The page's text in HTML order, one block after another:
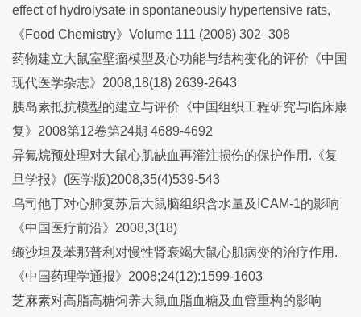
effect of hydrolysate in spontaneously hypertensive rats,
《Food Chemistry》Volume 111 (2008) 302–308
药物建立大鼠室壁瘤模型及心功能与结构变化的评价《中国
现代医学杂志》2008,18(18) 2639-2643
胰岛素抵抗模型的建立与评价《中国组织工程研究与临床康
复》2008第12卷第24期 4689-4692
异氟烷预处理对大鼠心肌缺血再灌注损伤的保护作用.《复
旦学报》(医学版)2008,35(4)539-543
乌司他丁对心肺复苏后大鼠脑组织含水量及ICAM-1的影响
《中国医疗前沿》2008,3(18)
缬沙坦及苯那普利对慢性肾衰竭大鼠心肌病变的治疗作用.
《中国药理学通报》2008;24(12):1599-1603
芝麻素对高脂高糖饲养大鼠血脂血糖及血管重构的影响